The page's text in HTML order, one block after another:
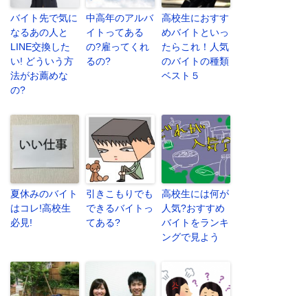
バイト先で気に
なるあの人と
LINE交換した
い! どういう方
法がお薦めな
の?
中高年のアルバ
イトってある
の?雇ってくれ
るの?
高校生におすす
めバイトといっ
たらこれ！人気
のバイトの種類
ベスト５
夏休みのバイト
はコレ!高校生
必見!
引きこもりでも
できるバイトっ
てある?
高校生には何が
人気?おすすめ
バイトをランキ
ングで見よう